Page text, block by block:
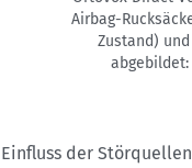
Airbag-
Zustand)
abgebildet:
der